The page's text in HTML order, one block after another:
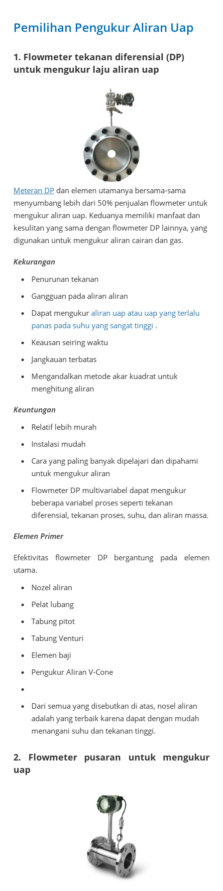
Pemilihan Pengukur Aliran Uap
1. Flowmeter tekanan diferensial (DP)
untuk mengukur laju aliran uap
Meteran DP dan elemen utamanya bersama-sama
menyumbang lebih dari 50% penjualan flowmeter untuk
mengukur aliran uap. Keduanya memiliki manfaat dan
kesulitan yang sama dengan flowmeter DP lainnya, yang
digunakan untuk mengukur aliran cairan dan gas.
Kekurangan
Penurunan tekanan
Gangguan pada aliran aliran
Dapat mengukur aliran uap atau uap yang terlalu
panas pada suhu yang sangat tinggi .
Keausan seiring waktu
Jangkauan terbatas
Mengandalkan metode akar kuadrat untuk
menghitung aliran
Keuntungan
Relatif lebih murah
Instalasi mudah
Cara yang paling banyak dipelajari dan dipahami
untuk mengukur aliran
Flowmeter DP multivariabel dapat mengukur
beberapa variabel proses seperti tekanan
diferensial, tekanan proses, suhu, dan aliran massa.
Elemen Primer
Efektivitas flowmeter DP bergantung pada elemen
utama.
Nozel aliran
Pelat lubang
Tabung pitot
Tabung Venturi
Elemen baji
Pengukur Aliran V-Cone
Dari semua yang disebutkan di atas, nosel aliran
adalah yang terbaik karena dapat dengan mudah
menangani suhu dan tekanan tinggi.
2. Flowmeter pusaran untuk mengukur
uap